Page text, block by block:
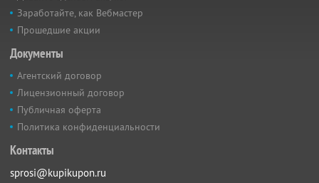
Заработайте, как Вебмастер
Прошедшие акции
Документы
Агентский договор
Лицензионный договор
Публичная оферта
Политика конфиденциальности
Контакты
sprosi@kupikupon.ru